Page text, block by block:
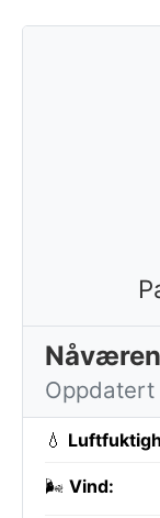
Oppdatert
💧
🌬️ Vind: